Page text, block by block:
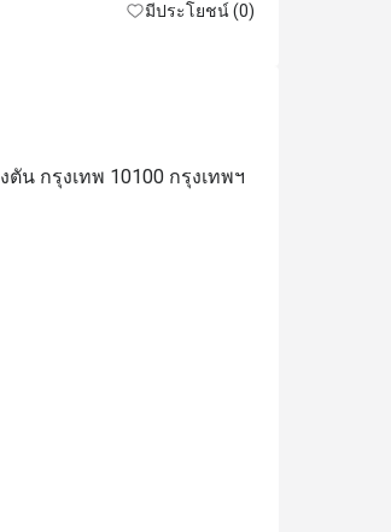
มนั่งพิมพ์นานอยู่ล่ะนะมีประโยชน์ (0)
น กรุงเทพ 10100 กรุงเทพฯ